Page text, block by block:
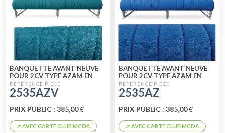
BANQUETTE AVANT NEUVE
POUR 2CV TYPE AZAM EN
TISSU VERT DIAMANTÉ
2535AZV
PRIX PUBLIC : 385,00 €
BANQUETTE AVANT NEUVE
POUR 2CV TYPE AZAM EN
TISSU BLEU DIAMANTÉ
2535AZ
PRIX PUBLIC : 385,00 €